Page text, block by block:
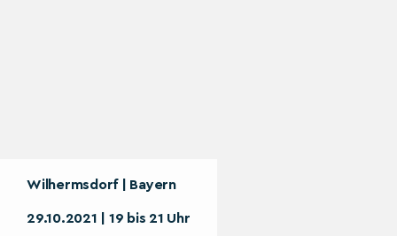
Wilhermsdorf | Bayern
29.10.2021 | 19 bis 21 Uhr